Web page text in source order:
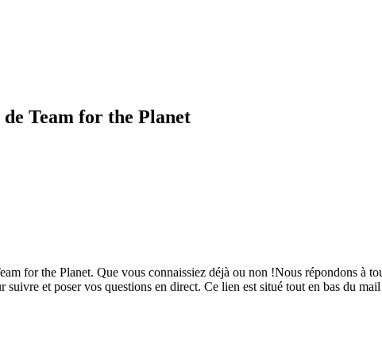
de Team for the Planet
for the Planet. Que vous connaissiez déjà ou non !Nous répondons à
et poser vos questions en direct. Ce lien est situé tout en bas du